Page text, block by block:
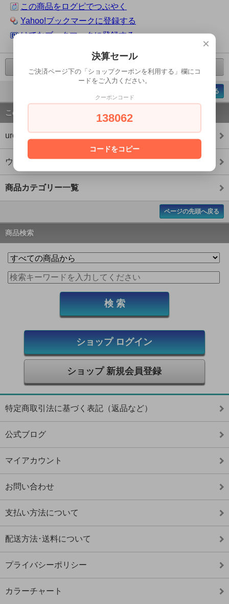
この商品をログピでつぶやく
Yahoo!ブックマークに登録する
はてなブックマークに登録する
前の商品へ 次の商品へ
ページの先頭へ戻る
この商品のカテゴリー
uroco
ウロコジグ ロング
商品カテゴリー一覧
ページの先頭へ戻る
商品検索
ショップ ログイン
ショップ 新規会員登録
特定商取引法に基づく表記（返品など）
公式ブログ
マイアカウント
お問い合わせ
支払い方法について
配送方法･送料について
プライバシーポリシー
カラーチャート
×
決算セール
ご決済ページ下の「ショップクーポンを利用する」欄にコ
ードをご入力ください。
クーポンコード
138062
コードをコピー